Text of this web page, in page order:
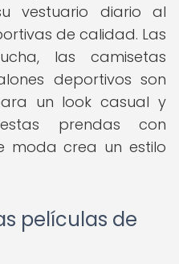
vestuario diario al
de calidad. Las
las camisetas
deportivos son
un look casual y
prendas con
moda crea un estilo
películas de